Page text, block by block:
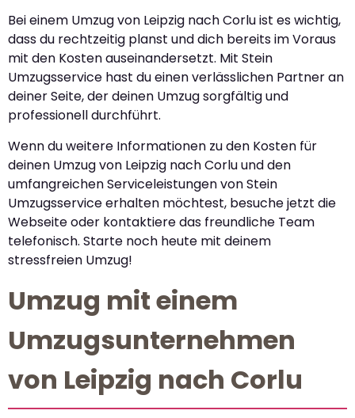
Bei einem Umzug von Leipzig nach Corlu ist es wichtig,
dass du rechtzeitig planst und dich bereits im Voraus
mit den Kosten auseinandersetzt. Mit Stein
Umzugsservice hast du einen verlässlichen Partner an
deiner Seite, der deinen Umzug sorgfältig und
professionell durchführt.
Wenn du weitere Informationen zu den Kosten für
deinen Umzug von Leipzig nach Corlu und den
umfangreichen Serviceleistungen von Stein
Umzugsservice erhalten möchtest, besuche jetzt die
Webseite oder kontaktiere das freundliche Team
telefonisch. Starte noch heute mit deinem
stressfreien Umzug!
Umzug mit einem
Umzugsunternehmen
von Leipzig nach Corlu